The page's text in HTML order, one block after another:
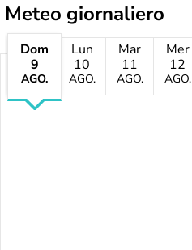
Meteo giornaliero
Dom
9
AGO.
Lun
10
AGO.
Mar
11
AGO.
Mer
12
AGO.